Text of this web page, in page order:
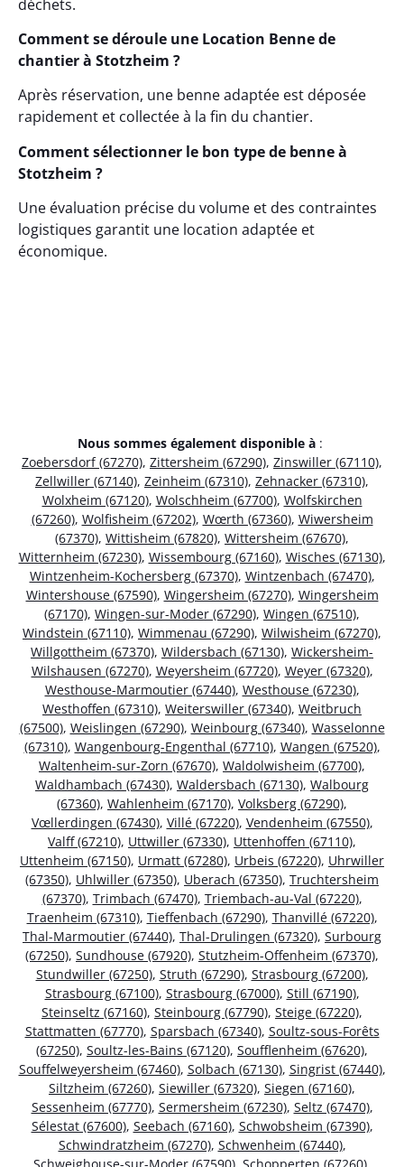
déchets.
Comment se déroule une Location Benne de
chantier à Stotzheim ?
Après réservation, une benne adaptée est déposée
rapidement et collectée à la fin du chantier.
Comment sélectionner le bon type de benne à
Stotzheim ?
Une évaluation précise du volume et des contraintes
logistiques garantit une location adaptée et
économique.
Nous sommes également disponible à :
Zoebersdorf (67270), Zittersheim (67290), Zinswiller (67110),
Zellwiller (67140), Zeinheim (67310), Zehnacker (67310),
Wolxheim (67120), Wolschheim (67700), Wolfskirchen
(67260), Wolfisheim (67202), Wœrth (67360), Wiwersheim
(67370), Wittisheim (67820), Wittersheim (67670),
Witternheim (67230), Wissembourg (67160), Wisches (67130),
Wintzenheim-Kochersberg (67370), Wintzenbach (67470),
Wintershouse (67590), Wingersheim (67270), Wingersheim
(67170), Wingen-sur-Moder (67290), Wingen (67510),
Windstein (67110), Wimmenau (67290), Wilwisheim (67270),
Willgottheim (67370), Wildersbach (67130), Wickersheim-
Wilshausen (67270), Weyersheim (67720), Weyer (67320),
Westhouse-Marmoutier (67440), Westhouse (67230),
Westhoffen (67310), Weiterswiller (67340), Weitbruch
(67500), Weislingen (67290), Weinbourg (67340), Wasselonne
(67310), Wangenbourg-Engenthal (67710), Wangen (67520),
Waltenheim-sur-Zorn (67670), Waldolwisheim (67700),
Waldhambach (67430), Waldersbach (67130), Walbourg
(67360), Wahlenheim (67170), Volksberg (67290),
Vœllerdingen (67430), Villé (67220), Vendenheim (67550),
Valff (67210), Uttwiller (67330), Uttenhoffen (67110),
Uttenheim (67150), Urmatt (67280), Urbeis (67220), Uhrwiller
(67350), Uhlwiller (67350), Uberach (67350), Truchtersheim
(67370), Trimbach (67470), Triembach-au-Val (67220),
Traenheim (67310), Tieffenbach (67290), Thanvillé (67220),
Thal-Marmoutier (67440), Thal-Drulingen (67320), Surbourg
(67250), Sundhouse (67920), Stutzheim-Offenheim (67370),
Stundwiller (67250), Struth (67290), Strasbourg (67200),
Strasbourg (67100), Strasbourg (67000), Still (67190),
Steinseltz (67160), Steinbourg (67790), Steige (67220),
Stattmatten (67770), Sparsbach (67340), Soultz-sous-Forêts
(67250), Soultz-les-Bains (67120), Soufflenheim (67620),
Souffelweyersheim (67460), Solbach (67130), Singrist (67440),
Siltzheim (67260), Siewiller (67320), Siegen (67160),
Sessenheim (67770), Sermersheim (67230), Seltz (67470),
Sélestat (67600), Seebach (67160), Schwobsheim (67390),
Schwindratzheim (67270), Schwenheim (67440),